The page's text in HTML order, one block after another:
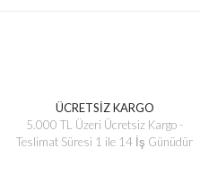
ÜCRETSİZ KARGO
5.000 TL Üzeri Ücretsiz Kargo -
Teslimat Süresi 1 ile 14 İş Günüdür